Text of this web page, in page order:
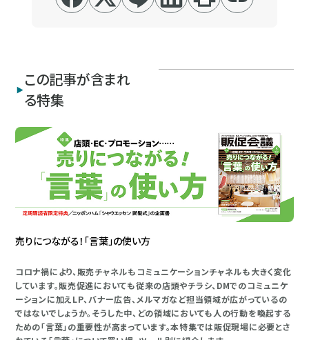
この記事が含まれ
る特集
売りにつながる！「言葉」の使い方
コロナ禍により、販売チャネルもコミュニケーションチャネルも大きく変化
しています。販売促進においても従来の店頭やチラシ、DMでのコミュニケ
ーションに加えLP、バナー広告、メルマガなど担当領域が広がっているの
ではないでしょうか。そうした中、どの領域においても人の行動を喚起する
ための「言葉」の重要性が高まっています。本特集では販促現場に必要とさ